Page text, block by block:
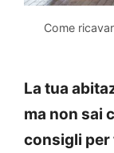
Come
La tua
ma non sai
consigli